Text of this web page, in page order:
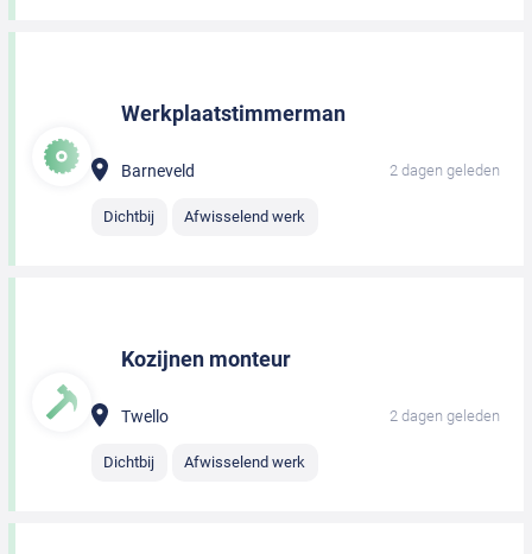
Werkplaatstimmerman
Barneveld 2 dagen geleden
Dichtbij Afwisselend werk
Kozijnen monteur
Twello 2 dagen geleden
Dichtbij Afwisselend werk